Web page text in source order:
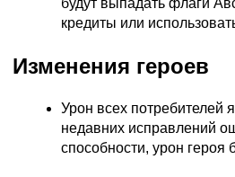
будут выпадать флаги
кредиты или
Изменения героев
Урон всех потребителей
недавних исправлений
способности, урон